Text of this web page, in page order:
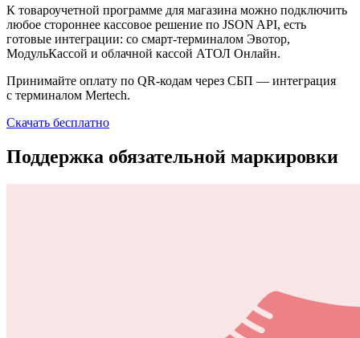
К товароучетной программе для магазина можно подключить
любое стороннее кассовое решение по JSON API, есть
готовые интеграции: со смарт-терминалом Эвотор,
МодульКассой и облачной кассой АТОЛ Онлайн.
Принимайте оплату по QR-кодам через СБП — интеграция
с терминалом Mertech.
Скачать бесплатно
Поддержка обязательной маркировки